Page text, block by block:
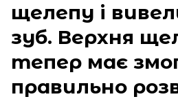
щелепу і
зуб. Верхня
тепер має
правильно